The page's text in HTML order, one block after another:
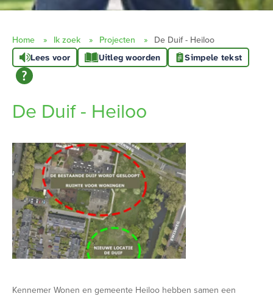
Home Ik zoek Projecten De Duif - Heiloo
Lees voor Uitleg woorden Simpele tekst
De Duif - Heiloo
Kennemer Wonen en gemeente Heiloo hebben samen een